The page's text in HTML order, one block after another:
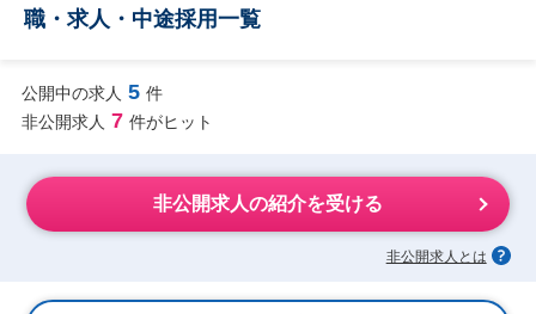
職・求人・中途採用一覧
公開中の求人 5 件
非公開求人 7 件がヒット
非公開求人の紹介を受ける
非公開求人とは